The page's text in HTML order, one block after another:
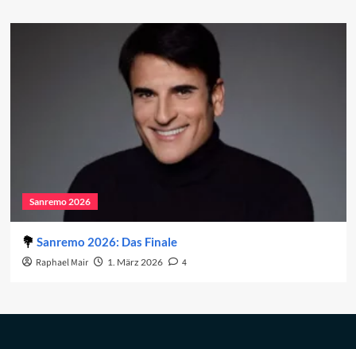
Sanremo 2026
Sanremo 2026: Das Finale
Raphael Mair 1. März 2026 4